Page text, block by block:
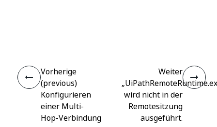
Vorherige
(previous)
Konfigurieren
einer Multi-
Hop-Verbindung
Weiter
wird nicht in der
Remotesitzung
ausgeführt.